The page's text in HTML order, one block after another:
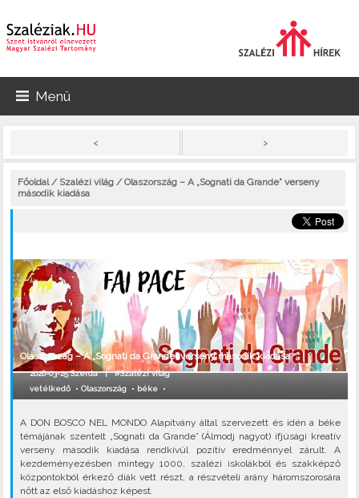
Menü
< >
Főoldal/ Szalézi világ / Olaszország – A „Sognati da Grande” verseny
második kiadása
Olaszország – A „Sognati da Grande” verseny második kiadása
2026-03-25 Szerda |#Szalézi világ
vetélkedő •Olaszország • béke •
A DON BOSCO NEL MONDO Alapítvány által szervezett és idén a béke
témájának szentelt „Sognati da Grande” (Álmodj nagyot) ifjúsági kreatív
verseny második kiadása rendkívül pozitív eredménnyel zárult. A
kezdeményezésben mintegy 1000, szalézi iskolákból és szakképző
központokból érkező diák vett részt, a részvételi arány háromszorosára
nőtt az első kiadáshoz képest.